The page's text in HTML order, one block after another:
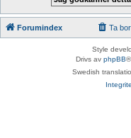
Forumindex Ta
Style
Drivs av phpBB
Swedish